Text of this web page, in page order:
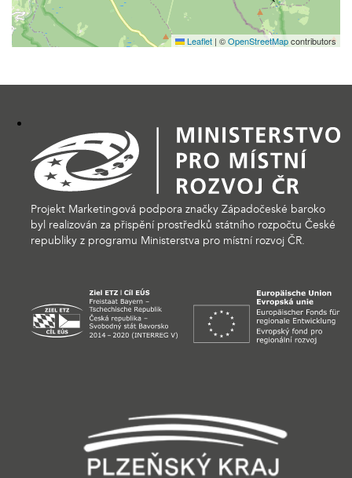
Leaflet | ©OpenStreetMapcontributors
Projekt Marketingová podpora značky Západočeské baroko
byl realizován za přispění prostředků státního rozpočtu České
republiky z programu Ministerstva pro místní rozvoj ČR.